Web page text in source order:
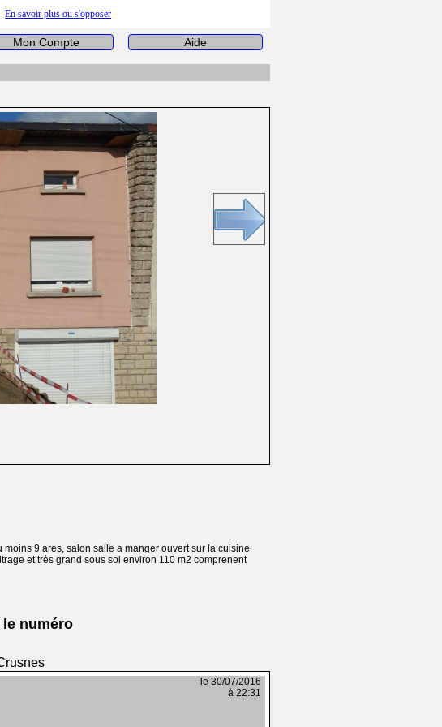
En savoir plus ou s'opposer
Mon Compte Aide
9 ares, salon salle a manger ouvert sur la cuisine
et très grand sous sol environ 110 m2 comprenent
numéro
le 30/07/2016
à 22:31